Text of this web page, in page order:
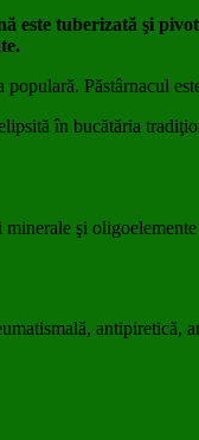
este tuberizată şi
Păstârnacul
în bucătăria
şi
antipiretică,